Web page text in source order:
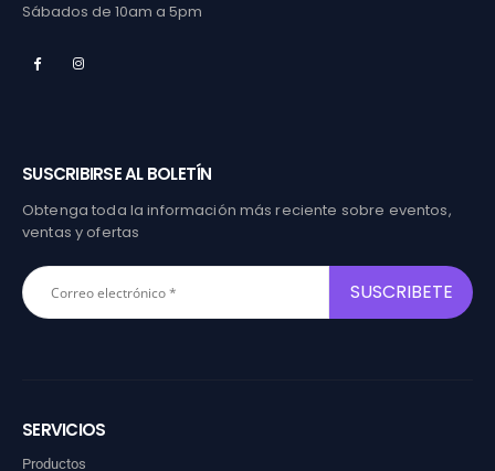
Sábados de 10am a 5pm
SUSCRIBIRSE AL BOLETÍN
Obtenga toda la información más reciente sobre eventos,
ventas y ofertas
SERVICIOS
Productos